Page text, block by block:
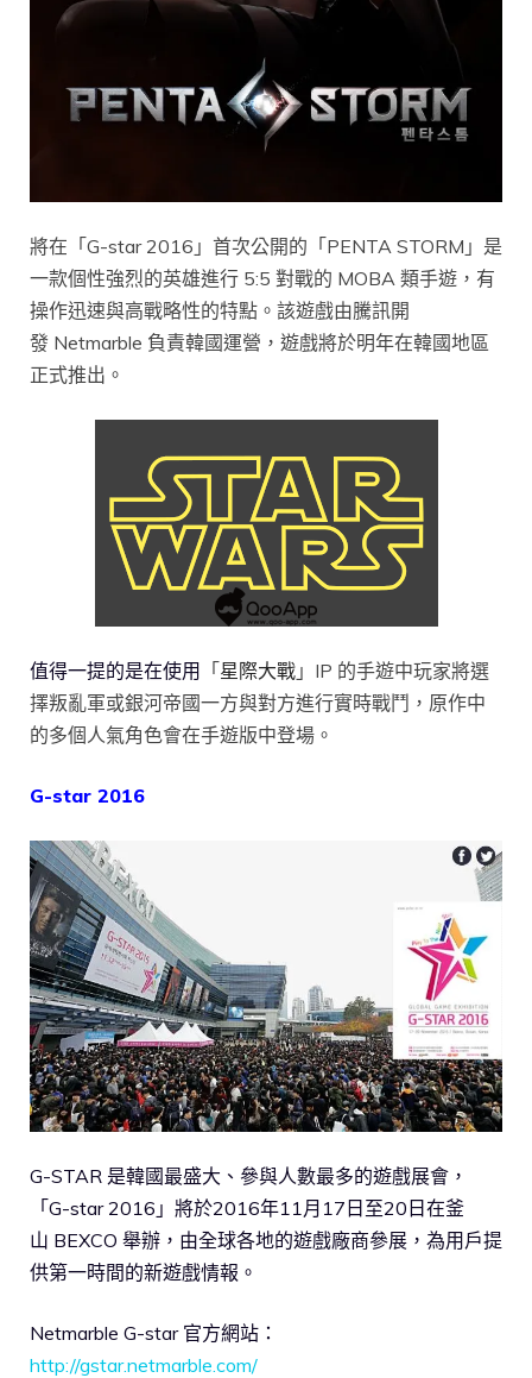
將在「G-star 2016」首次公開的「PENTA STORM」是
一款個性強烈的英雄進行 5:5 對戰的 MOBA 類手遊，有
操作迅速與高戰略性的特點。該遊戲由騰訊開
發 Netmarble 負責韓國運營，遊戲將於明年在韓國地區
正式推出。
值得一提的是在使用 「 星際大戰 」IP 的手遊中玩家將選
擇叛亂軍或銀河帝國一方與對方進行實時戰鬥，原作中
的多個人氣角色會在手遊版中登場。
G-star 2016
G-STAR 是韓國最盛大、參與人數最多的遊戲展會，
「G-star 2016」將於2016年11月17日至20日在釜
山 BEXCO 舉辦，由全球各地的遊戲廠商參展，為用戶提
供第一時間的新遊戲情報。
Netmarble G-star 官方網站：
http://gstar.netmarble.com/